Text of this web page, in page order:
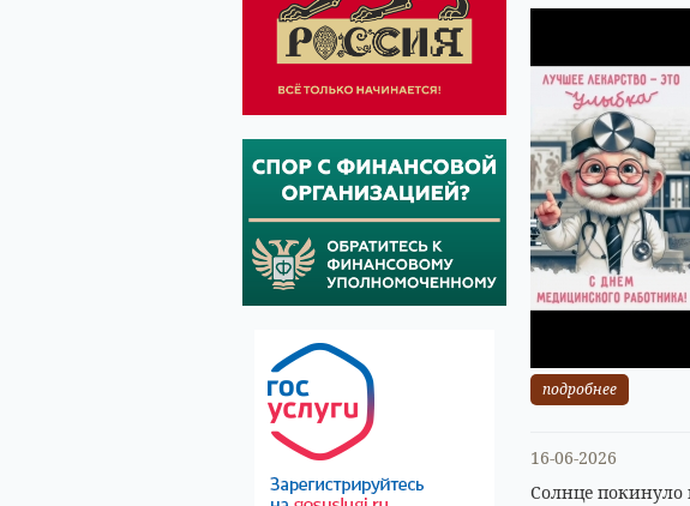
подробнее
16-06-2026
Солнце покинуло